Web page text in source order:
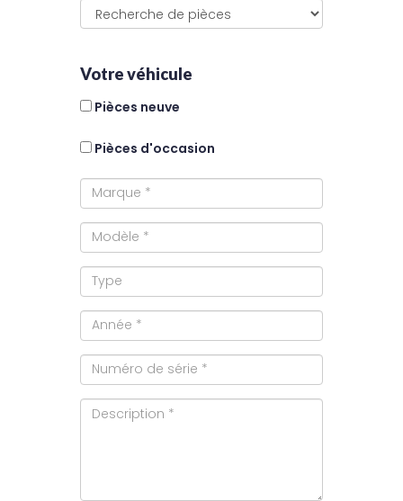
Votre véhicule
Pièces neuve
Pièces d'occasion